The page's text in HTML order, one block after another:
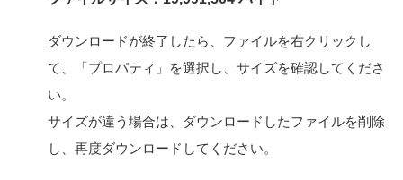
ダウンロードが終了したら、ファイルを右クリックし
て、「プロパティ」を選択し、サイズを確認してくださ
い。
サイズが違う場合は、ダウンロードしたファイルを削除
し、再度ダウンロードしてください。